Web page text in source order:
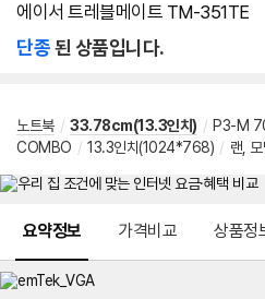
에이서 트레블메이트 TM-351TE
단종된 상품입니다.
노트북 / 33.78cm(13.3인치) / P3-M
COMBO / 13.3인치(1024*768) / 랜,
요약정보 가격비교 상품정